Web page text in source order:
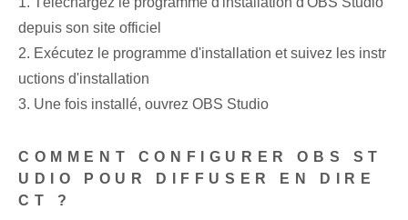
depuis son site officiel
2. Exécutez le programme d'installation et suivez les instr
uctions d'installation
3. Une fois installé, ouvrez OBS Studio
COMMENT CONFIGURER OBS ST
UDIO POUR DIFFUSER EN DIRE
CT ?